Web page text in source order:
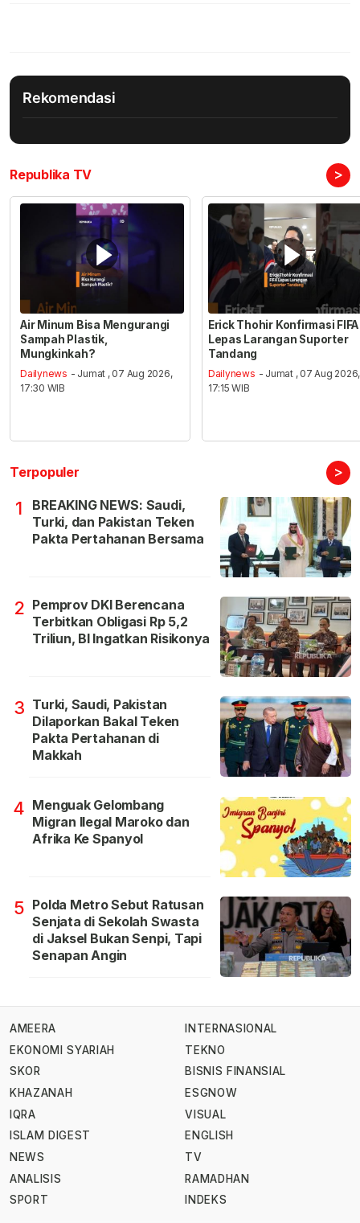
Rekomendasi
Republika TV >
Air Minum Bisa Mengurangi
Sampah Plastik,
Mungkinkah?
Dailynews - Jumat , 07 Aug 2026,
17:30 WIB
Erick Thohir Konfirmasi FIFA
Lepas Larangan Suporter
Tandang
Dailynews - Jumat , 07 Aug 2026,
17:15 WIB
Terpopuler >
1
BREAKING NEWS: Saudi,
Turki, dan Pakistan Teken
Pakta Pertahanan Bersama
2 Pemprov DKI Berencana
Terbitkan Obligasi Rp 5,2
Triliun, BI Ingatkan Risikonya
3 Turki, Saudi, Pakistan
Dilaporkan Bakal Teken
Pakta Pertahanan di
Makkah
4 Menguak Gelombang
Migran Ilegal Maroko dan
Afrika Ke Spanyol
5 Polda Metro Sebut Ratusan
Senjata di Sekolah Swasta
di Jaksel Bukan Senpi, Tapi
Senapan Angin
AMEERA
EKONOMI SYARIAH
SKOR
KHAZANAH
IQRA
ISLAM DIGEST
NEWS
ANALISIS
SPORT
INTERNASIONAL
TEKNO
BISNIS FINANSIAL
ESGNOW
VISUAL
ENGLISH
TV
RAMADHAN
INDEKS